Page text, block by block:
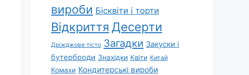
вироби Бісквіти і торти
Відкриття Десерти
Дріжджове тісто Загадки Закуски і
бутерброди Знахідки Квіти Китай
Комахи Кондитерські вироби